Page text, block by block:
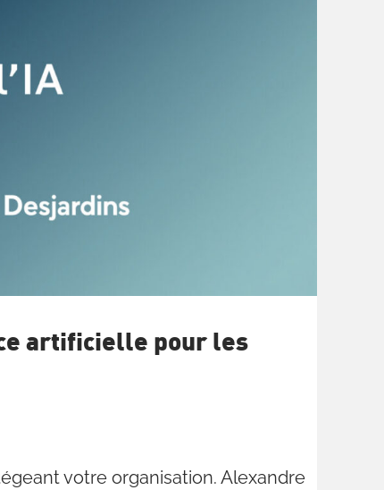
artificielle pour les
votre organisation. Alexandre